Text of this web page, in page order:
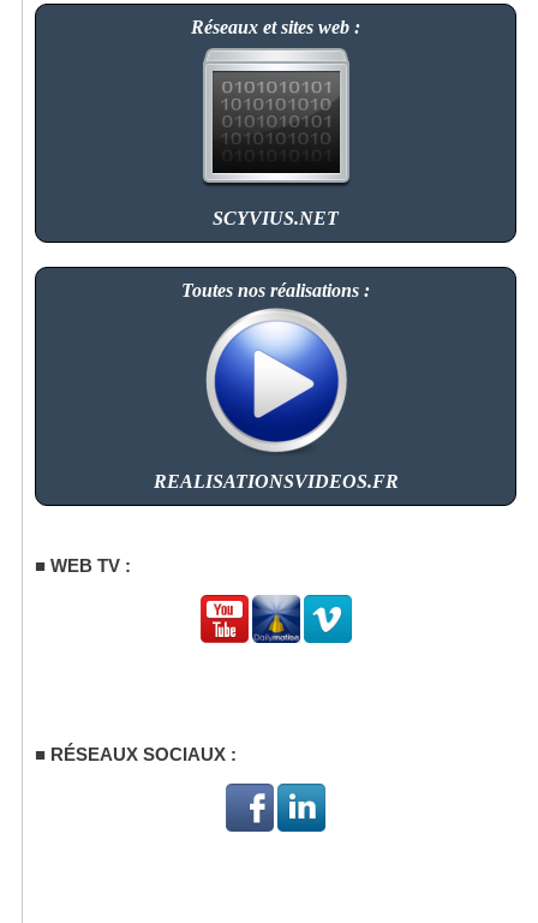
Réseaux et sites web :
SCYVIUS.NET
Toutes nos réalisations :
REALISATIONSVIDEOS.FR
WEB TV :
RÉSEAUX SOCIAUX :